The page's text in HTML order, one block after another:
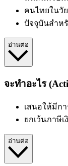
คนไทยในวั
ปัจจุบันสำห
อ่านต่อ
จะทำอะไร
เสนอให้มีก
ยกเว้นภาษี
อ่านต่อ